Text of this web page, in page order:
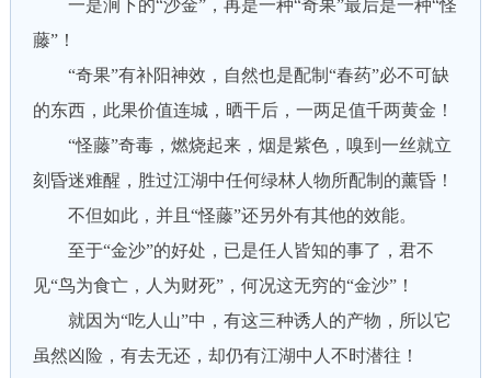
一是涧下的“沙金”，再是一种“奇果”最后是一种“怪
藤”！
“奇果”有补阳神效，自然也是配制“春药”必不可缺
的东西，此果价值连城，晒干后，一两足值千两黄金！
“怪藤”奇毒，燃烧起来，烟是紫色，嗅到一丝就立
刻昏迷难醒，胜过江湖中任何绿林人物所配制的薰昏！
不但如此，并且“怪藤”还另外有其他的效能。
至于“金沙”的好处，已是任人皆知的事了，君不
见“鸟为食亡，人为财死”，何况这无穷的“金沙”！
就因为“吃人山”中，有这三种诱人的产物，所以它
虽然凶险，有去无还，却仍有江湖中人不时潜往！